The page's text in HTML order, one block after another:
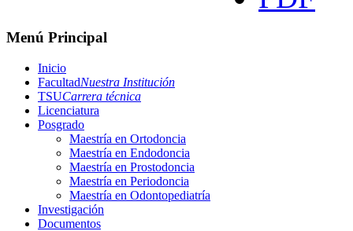
Menú Principal
Inicio
FacultadNuestra Institución
TSUCarrera técnica
Licenciatura
Posgrado
Maestría en Ortodoncia
Maestría en Endodoncia
Maestría en Prostodoncia
Maestría en Periodoncia
Maestría en Odontopediatría
Investigación
Documentos